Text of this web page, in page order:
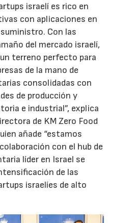
israelí es rico en
con aplicaciones en
Con las
del mercado israelí,
un terreno perfecto para
de la mano de
consolidadas con
de producción y
e industrial”, explica
de KM Zero Food
añade “estamos
con el hub de
líder en Israel se
de las
israelíes de alto